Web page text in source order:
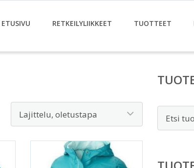
ETUSIVU RETKEILYLIIKKEET TUOTTEET